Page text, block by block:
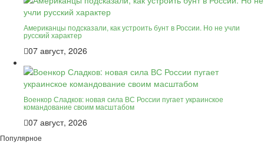
Американцы подсказали, как устроить бунт в России. Но не учли
русский характер
07 август, 2026
Военкор Сладков: новая сила ВС России пугает украинское
командование своим масштабом
07 август, 2026
Популярное